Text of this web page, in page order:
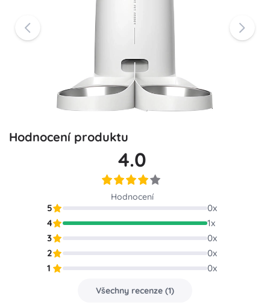
Hodnocení produktu
4.0
Hodnocení
5 0x
4
1x
3
0x
2
0x
1
0x
Všechny recenze (1)